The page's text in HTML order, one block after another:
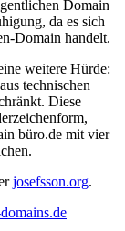
Domain
da es sich
Domain handelt.
weitere Hürde:
technischen
Diese
büro.de mit vier
josefsson.org.